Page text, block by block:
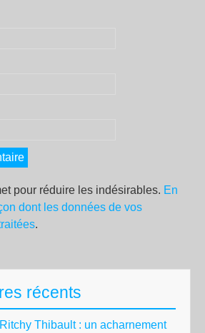
pour réduire les indésirables. En
dont les données de vos
.
récents
Ritchy Thibault : un acharnement